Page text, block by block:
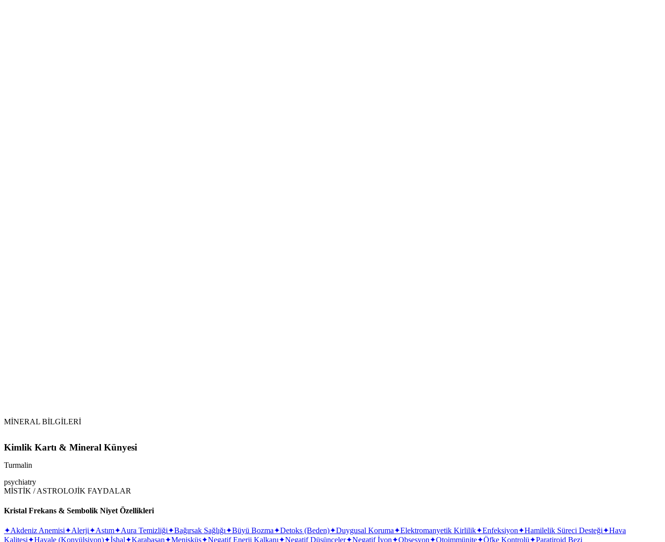
MİNERAL BİLGİLERİ
Kimlik Kartı & Mineral Künyesi
Turmalin
psychiatry
MİSTİK / ASTROLOJİK FAYDALAR
Kristal Frekans & Sembolik Niyet Özellikleri
✦Akdeniz Anemisi✦Alerji✦Astım✦Aura Temizliği✦Bağırsak Sağlığı✦Büyü Bozma✦Detoks (Beden)✦Duygusal Koruma✦Elektromanyetik Kirlilik✦Enfeksiyon✦Hamilelik Süreci Desteği✦Hava
Kalitesi✦Havale (Konvülsiyon)✦İshal✦Karabasan✦Menisküs✦Negatif Enerji Kalkanı✦Negatif Düşünceler✦Negatif İyon✦Obsesyon✦Otoimmünite✦Öfke Kontrolü✦Paratiroid Bezi